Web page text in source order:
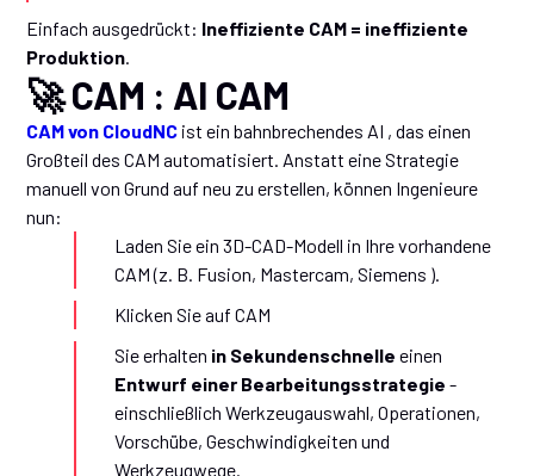
Einfach ausgedrückt: Ineffiziente CAM = ineffiziente
Produktion
🚀 CAM : AI CAM
CAM von CloudNC ist ein bahnbrechendes AI , das einen
Großteil des CAM automatisiert. Anstatt eine Strategie
manuell von Grund auf neu zu erstellen, können Ingenieure
nun:
Laden Sie ein 3D-CAD-Modell in Ihre vorhandene
CAM (z. B. Fusion, Mastercam, Siemens ).
Klicken Sie auf CAM
Sie erhalten in Sekundenschnelle einen
Entwurf einer Bearbeitungsstrategie -
einschließlich Werkzeugauswahl, Operationen,
Vorschübe, Geschwindigkeiten und
Werkzeugwege.